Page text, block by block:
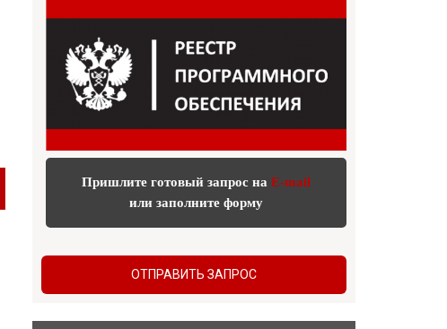
Пришлите готовый запрос на E-mail
или заполните форму
ОТПРАВИТЬ ЗАПРОС